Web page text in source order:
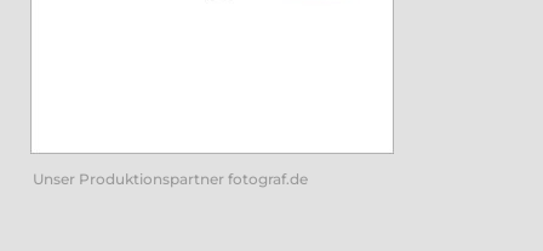
Unser Produktionspartner fotograf.de